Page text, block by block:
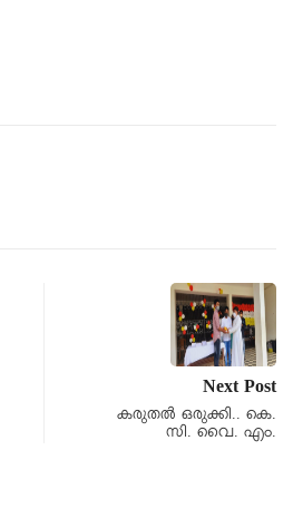
Next Post
കരുതൽ ഒരുക്കി.. കെ.
സി. വൈ. എം.